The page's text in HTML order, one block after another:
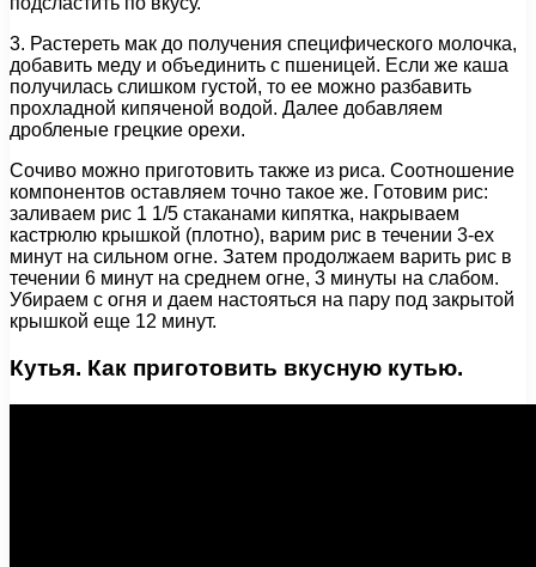
3. Растереть мак до получения специфического молочка,
добавить меду и объединить с пшеницей. Если же каша
получилась слишком густой, то ее можно разбавить
прохладной кипяченой водой. Далее добавляем
дробленые грецкие орехи.
Сочиво можно приготовить также из риса. Соотношение
компонентов оставляем точно такое же. Готовим рис:
заливаем рис 1 1/5 стаканами кипятка, накрываем
кастрюлю крышкой (плотно), варим рис в течении 3-ех
минут на сильном огне. Затем продолжаем варить рис в
течении 6 минут на среднем огне, 3 минуты на слабом.
Убираем с огня и даем настояться на пару под закрытой
крышкой еще 12 минут.
Кутья. Как приготовить вкусную кутью.